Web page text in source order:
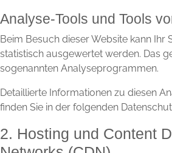
Analyse-Tools und Tools
Beim Besuch dieser Website kann Ihr
statistisch ausgewertet werden. Das
sogenannten Analyseprogrammen.
Detaillierte Informationen zu diesen
finden Sie in der folgenden
2. Hosting und Content